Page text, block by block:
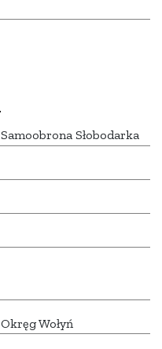
Samoobrona Słobodarka
Okręg Wołyń